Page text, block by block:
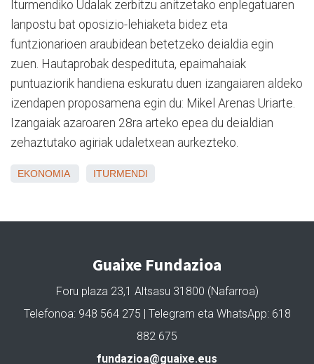
Iturmendiko Udalak zerbitzu anitzetako enplegatuaren
lanpostu bat oposizio-lehiaketa bidez eta
funtzionarioen araubidean betetzeko deialdia egin
zuen. Hautaprobak despedituta, epaimahaiak
puntuaziorik handiena eskuratu duen izangaiaren aldeko
izendapen proposamena egin du: Mikel Arenas Uriarte.
Izangaiak azaroaren 28ra arteko epea du deialdian
zehaztutako agiriak udaletxean aurkezteko.
EKONOMIA ITURMENDI
Guaixe Fundazioa
Foru plaza 23,1 Altsasu 31800 (Nafarroa)
Telefonoa: 948 564 275 | Telegram eta WhatsApp: 618
882 675
fundazioa@guaixe.eus